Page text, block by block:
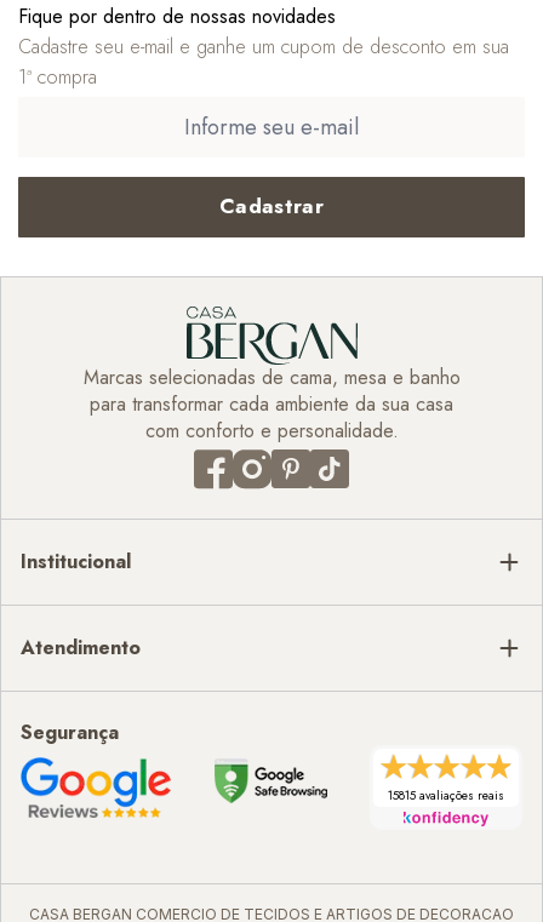
Fique por dentro de nossas novidades
Cadastre seu e-mail e ganhe um cupom de desconto em sua
1ª compra
Cadastrar
Marcas selecionadas de cama, mesa e banho
para transformar cada ambiente da sua casa
com conforto e personalidade.
Institucional
Atendimento
Segurança
15815 avaliações reais
CASA BERGAN COMERCIO DE TECIDOS E ARTIGOS DE DECORACAO